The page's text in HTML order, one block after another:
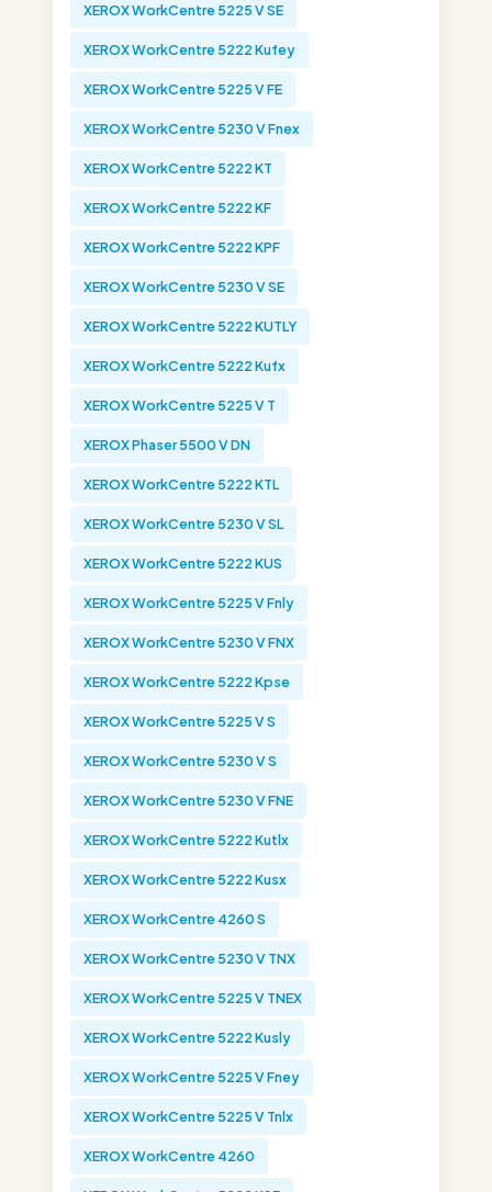
XEROX WorkCentre 5225 V SE
XEROX WorkCentre 5222 Kufey
XEROX WorkCentre 5225 V FE
XEROX WorkCentre 5230 V Fnex
XEROX WorkCentre 5222 KT
XEROX WorkCentre 5222 KF
XEROX WorkCentre 5222 KPF
XEROX WorkCentre 5230 V SE
XEROX WorkCentre 5222 KUTLY
XEROX WorkCentre 5222 Kufx
XEROX WorkCentre 5225 V T
XEROX Phaser 5500 V DN
XEROX WorkCentre 5222 KTL
XEROX WorkCentre 5230 V SL
XEROX WorkCentre 5222 KUS
XEROX WorkCentre 5225 V Fnly
XEROX WorkCentre 5230 V FNX
XEROX WorkCentre 5222 Kpse
XEROX WorkCentre 5225 V S
XEROX WorkCentre 5230 V S
XEROX WorkCentre 5230 V FNE
XEROX WorkCentre 5222 Kutlx
XEROX WorkCentre 5222 Kusx
XEROX WorkCentre 4260 S
XEROX WorkCentre 5230 V TNX
XEROX WorkCentre 5225 V TNEX
XEROX WorkCentre 5222 Kusly
XEROX WorkCentre 5225 V Fney
XEROX WorkCentre 5225 V Tnlx
XEROX WorkCentre 4260